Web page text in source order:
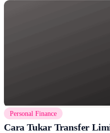
Personal Finance
Cara Tukar Transfer